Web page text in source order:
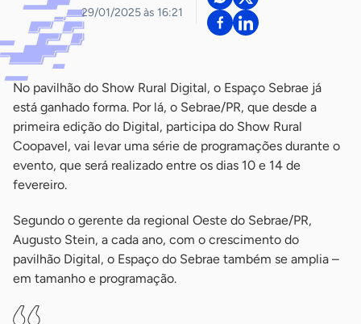
29/01/2025 às 16:21
No pavilhão do Show Rural Digital, o Espaço Sebrae já
está ganhado forma. Por lá, o Sebrae/PR, que desde a
primeira edição do Digital, participa do Show Rural
Coopavel, vai levar uma série de programações durante o
evento, que será realizado entre os dias 10 e 14 de
fevereiro.
Segundo o gerente da regional Oeste do Sebrae/PR,
Augusto Stein, a cada ano, com o crescimento do
pavilhão Digital, o Espaço do Sebrae também se amplia –
em tamanho e programação.